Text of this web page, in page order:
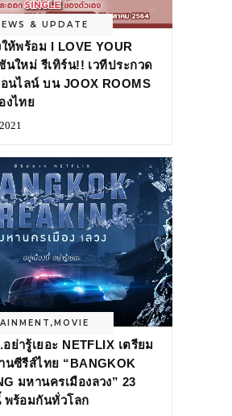
& UPDATE
ห้พร้อม I LOVE YOUR
นใหม่ รีเทิร์น!! เวทีประกวด
อนไลน์ บน JOOX ROOMS
งไทย
,MOVIE
ย่ารู้เยอะ NETFLIX เตรียม
นซีรีส์ไทย “BANGKOK
มหานครเมืองลวง” 23
พร้อมกันทั่วโลก